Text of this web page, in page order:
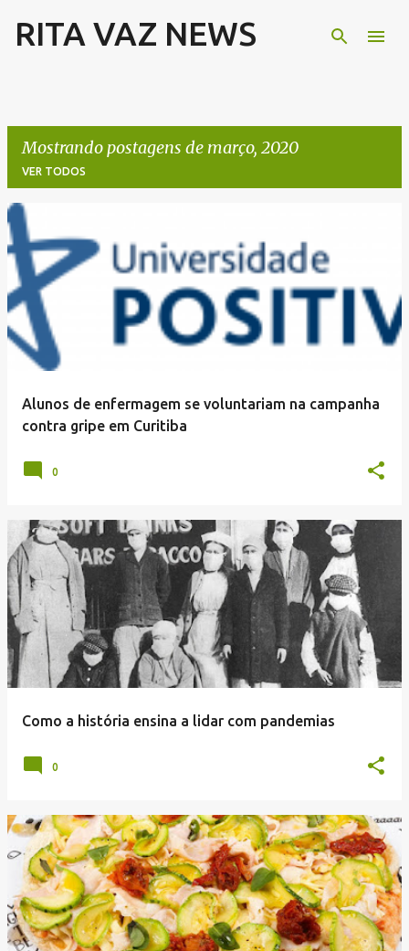
Pular para o conteúdo principal
RITA VAZ NEWS
Mostrando postagens de março, 2020
VER TODOS
P
o
s
t
a
Alunos de enfermagem se voluntariam na campanha
contra gripe em Curitiba
0
Como a história ensina a lidar com pandemias
0